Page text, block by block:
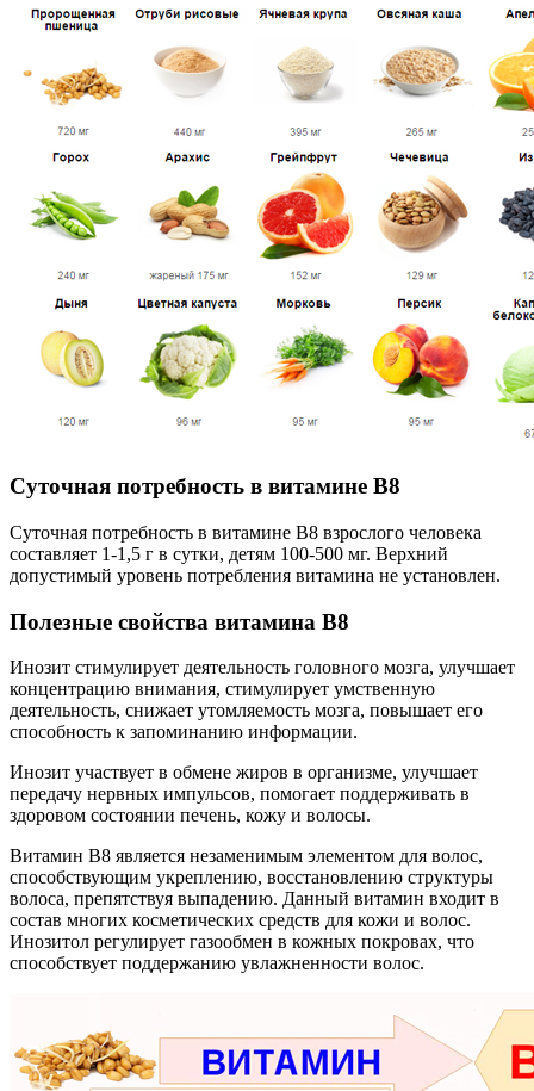
Суточная потребность в витамине В8
Суточная потребность в витамине B8 взрослого человека
составляет 1-1,5 г в сутки, детям 100-500 мг. Верхний
допустимый уровень потребления витамина не установлен.
Полезные свойства витамина В8
Инозит стимулирует деятельность головного мозга, улучшает
концентрацию внимания, стимулирует умственную
деятельность, снижает утомляемость мозга, повышает его
способность к запоминанию информации.
Инозит участвует в обмене жиров в организме, улучшает
передачу нервных импульсов, помогает поддерживать в
здоровом состоянии печень, кожу и волосы.
Витамин B8 является незаменимым элементом для волос,
способствующим укреплению, восстановлению структуры
волоса, препятствуя выпадению. Данный витамин входит в
состав многих косметических средств для кожи и волос.
Инозитол регулирует газообмен в кожных покровах, что
способствует поддержанию увлажненности волос.